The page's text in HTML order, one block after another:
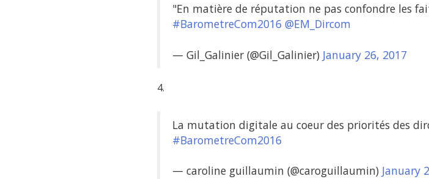
"En matière de réputation ne pas confondre les
#BarometreCom2016 @EM_Dircom
— Gil_Galinier (@Gil_Galinier) January 26, 2017
4.
La mutation digitale au coeur des priorités des
#BarometreCom2016
— caroline guillaumin (@caroguillaumin) January